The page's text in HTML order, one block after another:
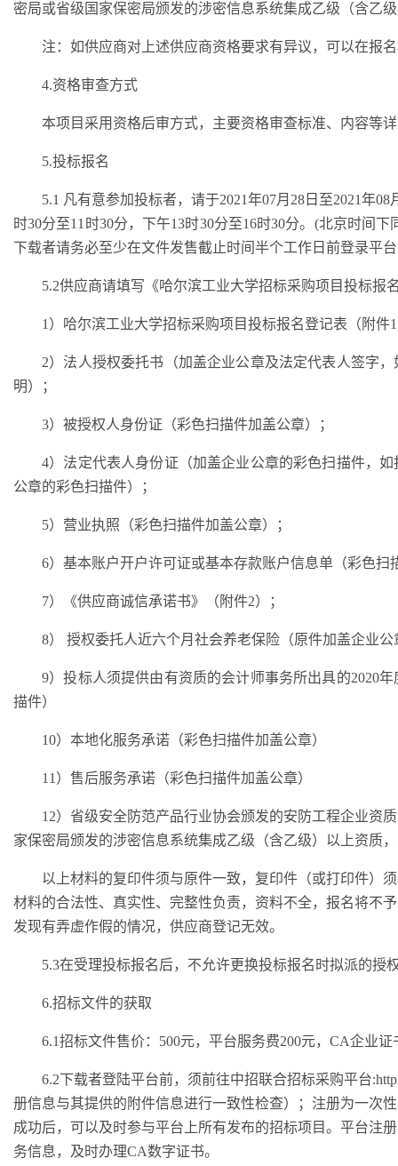
密局或省级国家保密局颁发的涉密信息系统集成乙级（含乙
注：如供应商对上述供应商资格要求有异议，可以在报
4.资格审查方式
本项目采用资格后审方式，主要资格审查标准、内容等
5.投标报名
5.1 凡有意参加投标者，请于2021年07月 28 日至2021年08
时30分至11时30分，下午13时30分至16时30分。(北京时间
下载者请务必至少在文件发售截止时间半个工作日前登录平
5.2供应商请填写《哈尔滨工业大学招标采购项目投标报
1）哈尔滨工业大学招标采购项目投标报名登记表（附件
2）法人授权委托书（加盖企业公章及法定代表人签字
明）；
3）被授权人身份证（彩色扫描件加盖公章）；
4）法定代表人身份证（加盖企业公章的彩色扫描件，
公章的彩色扫描件）；
5）营业执照（彩色扫描件加盖公章）；
6）基本账户开户许可证或基本存款账户信息单（彩色扫
7）《供应商诚信承诺书》（附件2）；
8） 授权委托人近六个月社会养老保险（原件加盖企业
9）投标人须提供由有资质的会计师事务所出具的2020
描件）
10）本地化服务承诺（彩色扫描件加盖公章）
11）售后服务承诺（彩色扫描件加盖公章）
12）省级安全防范产品行业协会颁发的安防工程企业资
家保密局颁发的涉密信息系统集成乙级（含乙级）以上资质
以上材料的复印件须与原件一致，复印件（或打印件）
材料的合法性、真实性、完整性负责，资料不全，报名将不
发现有弄虚作假的情况，供应商登记无效。
5.3在受理投标报名后，不允许更换投标报名时拟派的授
6.招标文件的获取
6.1招标文件售价：500元，平台服务费200元，CA企业
6.2下载者登陆平台前，须前往中招联合招标采购平台
册信息与其提供的附件信息进行一致性检查）；注册为一次
成功后，可以及时参与平台上所有发布的招标项目。平台注
务信息，及时办理CA数字证书。